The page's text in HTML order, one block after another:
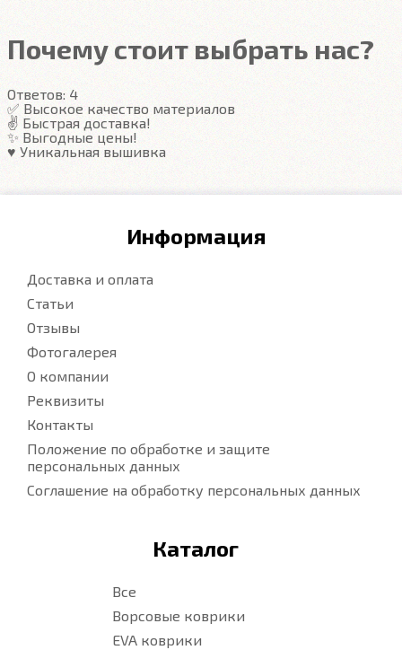
резиновых половичках, однако, её все равно
видно. ЕВА удобны тем, что их легко достать не
Подробнее
Почему стоит выбрать нас?
Ответов: 4
✅ Высокое качество материалов
✌️ Быстрая доставка!
✨ Выгодные цены!
♥️ Уникальная вышивка
Информация
Доставка и оплата
Статьи
Отзывы
Фотогалерея
О компании
Реквизиты
Контакты
Положение по обработке и защите
персональных данных
Соглашение на обработку персональных данных
Каталог
Все
Ворсовые коврики
EVA коврики